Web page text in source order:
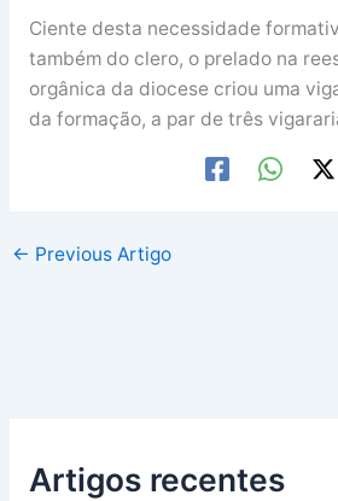
Ciente desta necessidade
também do clero, o prelado na
orgânica da diocese criou uma
da formação, a par de três
← Previous Artigo
Artigos recentes